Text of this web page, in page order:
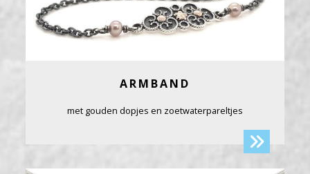
ARMBAND
met gouden dopjes en zoetwaterpareltjes